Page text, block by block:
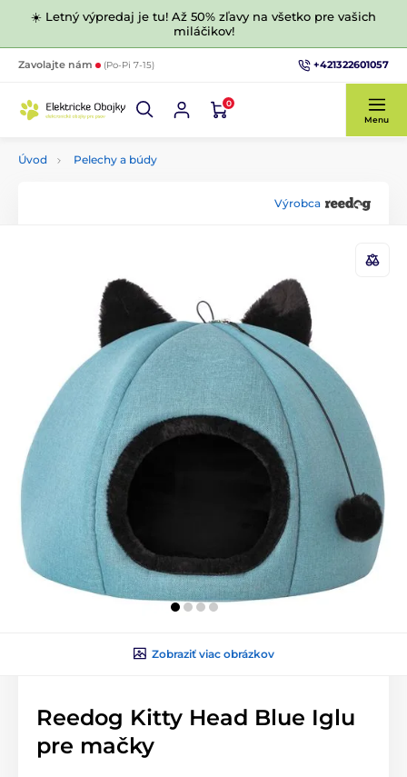
☀️ Letný výpredaj je tu! Až 50% zľavy na všetko pre vašich
miláčikov!
Zavolajte nám (Po-Pi 7-15) +421322601057
0
Menu
Úvod Pelechy a búdy
Výrobca
Zobraziť viac obrázkov
Reedog Kitty Head Blue Iglu
pre mačky